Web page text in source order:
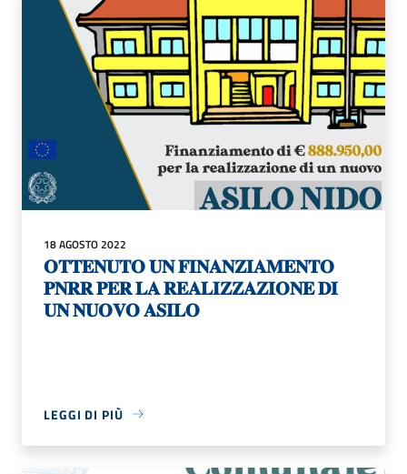
18 AGOSTO 2022
𝐎𝐓𝐓𝐄𝐍𝐔𝐓𝐎 𝐔𝐍 𝐅𝐈𝐍𝐀𝐍𝐙𝐈𝐀𝐌𝐄𝐍𝐓𝐎
𝐏𝐍𝐑𝐑 𝐏𝐄𝐑 𝐋𝐀 𝐑𝐄𝐀𝐋𝐈𝐙𝐙𝐀𝐙𝐈𝐎𝐍𝐄 𝐃𝐈
𝐔𝐍 𝐍𝐔𝐎𝐕𝐎 𝐀𝐒𝐈𝐋𝐎
LEGGI DI PIÙ